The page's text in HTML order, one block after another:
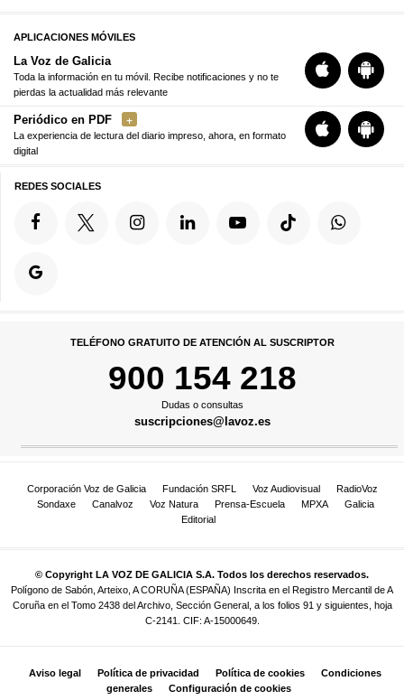
APLICACIONES MÓVILES
La Voz de Galicia
Toda la información en tu móvil. Recibe notificaciones y no te
pierdas la actualidad más relevante
Periódico en PDF
La experiencia de lectura del diario impreso, ahora, en formato
digital
REDES SOCIALES
TELÉFONO GRATUITO DE ATENCIÓN AL SUSCRIPTOR
900 154 218
Dudas o consultas
suscripciones@lavoz.es
Corporación Voz de Galicia Fundación SRFL Voz Audiovisual
RadioVoz
Sondaxe
Canalvoz Voz Natura Prensa-Escuela MPXA
Galicia
Editorial
© Copyright LA VOZ DE GALICIA S.A. Todos los derechos reservados.
Polígono de Sabón, Arteixo, A CORUÑA (ESPAÑA) Inscrita en el Registro Mercantil de A
Coruña en el Tomo 2438 del Archivo, Sección General, a los folios 91 y siguientes, hoja
C-2141. CIF: A-15000649.
Aviso legal Política de privacidad Política de cookies
Condiciones
generales
Configuración de cookies